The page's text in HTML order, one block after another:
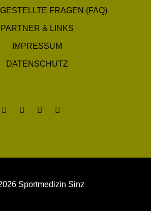
FRAGEN (FAQ)
PARTNER & LINKS
IMPRESSUM
DATENSCHUTZ
Sportmedizin Sinz